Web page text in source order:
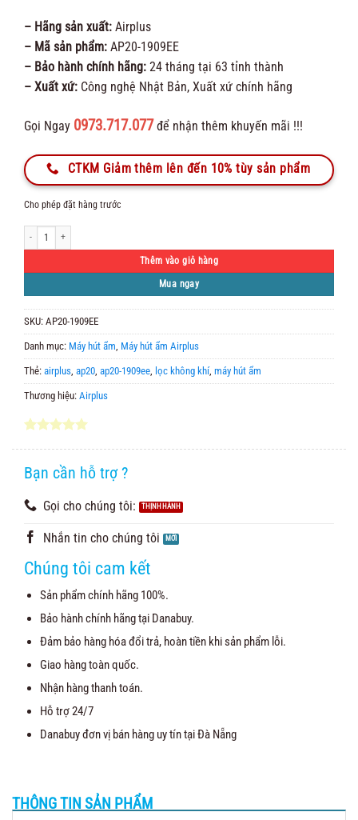
là:
6.050.000 ₫.
3.950.000 ₫.
– Hãng sản xuất: Airplus
– Mã sản phẩm: AP20-1909EE
– Bảo hành chính hãng: 24 tháng tại 63 tỉnh thành
– Xuất xứ: Công nghệ Nhật Bản, Xuất xứ chính hãng
Gọi Ngay 0973.717.077 để nhận thêm khuyến mãi !!!
CTKM Giảm thêm lên đến 10% tùy sản phẩm
Cho phép đặt hàng trước
Máy hút ẩm lọc không khí Airplus AP20-1909EE số lượng
Thêm vào giỏ hàng
Mua ngay
SKU: AP20-1909EE
Danh mục: Máy hút ẩm Máy hút ẩm Airplus
Thẻ: airplus ap20 ap20-1909ee lọc không khí, máy hút ẩm
Thương hiệu: Airplus
đánh giá
Bạn cần hỗ trợ ?
Gọi cho chúng tôi:
Nhắn tin cho chúng tôi
Chúng tôi cam kết
Sản phẩm chính hãng 100%.
Bảo hành chính hãng tại Danabuy.
Đảm bảo hàng hóa đổi trả, hoàn tiền khi sản phẩm lỗi.
Giao hàng toàn quốc.
Nhận hàng thanh toán.
Hỗ trợ 24/7
Danabuy đơn vị bán hàng uy tín tại Đà Nẵng
THÔNG TIN SẢN PHẨM